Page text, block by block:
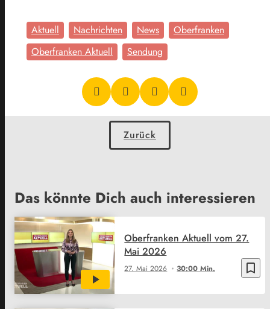
Aktuell Nachrichten News
Oberfranken
Oberfranken Aktuell
Sendung
Zurück
Das könnte Dich auch interessieren
bookmark_border
27. Mai 2026 30:00 Min.
Oberfranken Aktuell vom 27.
Mai 2026